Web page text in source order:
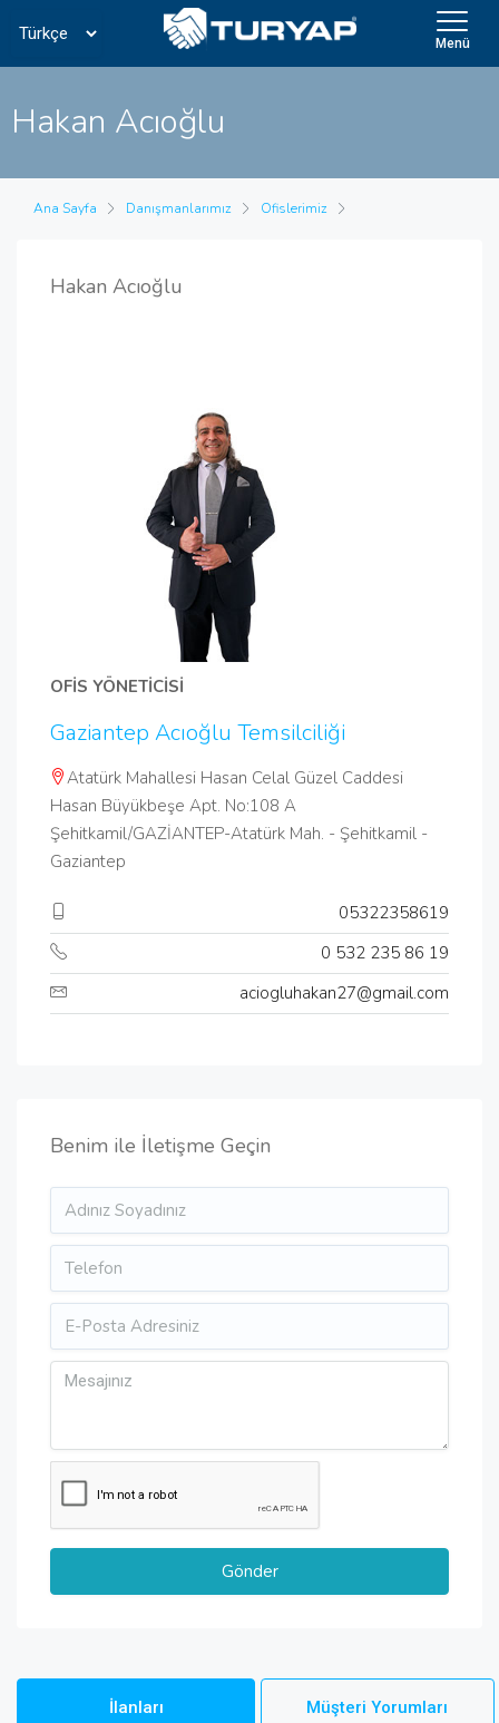
Menü
Hakan Acıoğlu
Ana Sayfa Danışmanlarımız Ofislerimiz
Hakan Acıoğlu
OFİS YÖNETİCİSİ
Gaziantep Acıoğlu Temsilciliği
Atatürk Mahallesi Hasan Celal Güzel Caddesi
Hasan Büyükbeşe Apt. No:108 A
Şehitkamil/GAZİANTEP-Atatürk Mah. - Şehitkamil -
Gaziantep
05322358619
0 532 235 86 19
aciogluhakan27@gmail.com
Benim ile İletişme Geçin
İlanları Müşteri Yorumları